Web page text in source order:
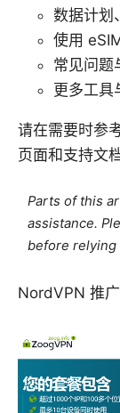
数据计划
使用
常见问题
更多工具
请在需要时参
页面和支持文档
Parts of this
assistance.
before relying
NordVPN 推